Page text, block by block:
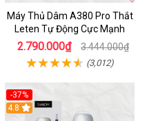
Máy Thủ Dâm A380 Pro Thắt
Leten Tự Động Cực Mạnh
2.790.000₫ 3.444.000₫
(3,012)
-37%
4.8